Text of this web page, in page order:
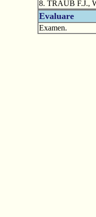
8. TRAUB F.J.,
Evaluare
Examen.